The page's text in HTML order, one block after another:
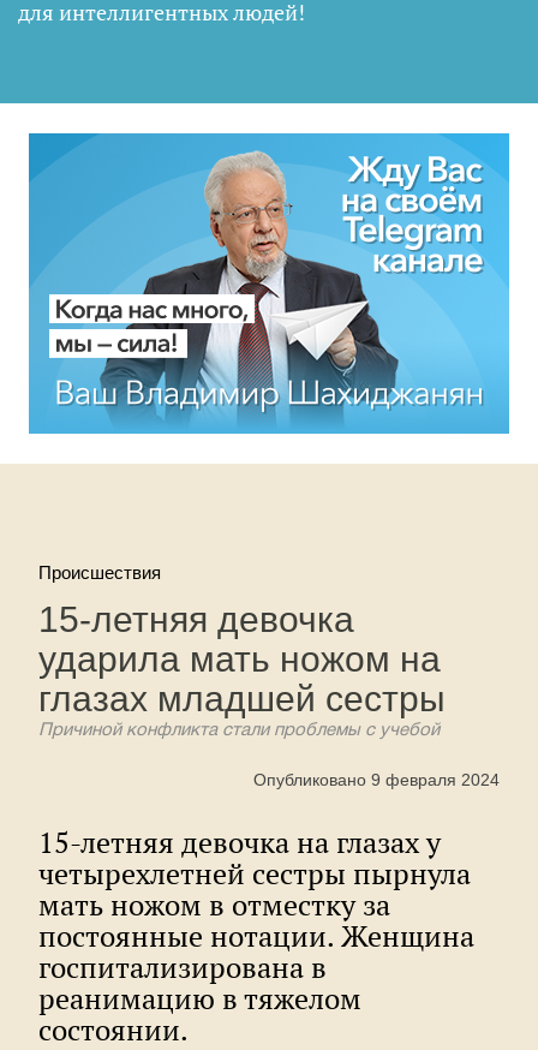
для интеллигентных людей!
Происшествия
15-летняя девочка
ударила мать ножом на
глазах младшей сестры
Причиной конфликта стали проблемы с учебой
Опубликовано 9 февраля 2024
15-летняя девочка на глазах у
четырехлетней сестры пырнула
мать ножом в отместку за
постоянные нотации. Женщина
госпитализирована в
реанимацию в тяжелом
состоянии.